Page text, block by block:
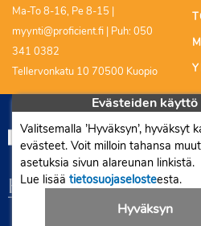
Ma-To 8-16, Pe 8-15 |
myynti@proficient.fi | Puh: 050
341 0382
Tellervonkatu 10 70500 Kuopio
Evästeiden käyttö
Valitsemalla ’Hyväksyn’, hyväksyt
evästeet. Voit milloin tahansa
asetuksia sivun alareunan linkistä.
Lue lisää tietosuojaselosteesta.
Hyväksyn